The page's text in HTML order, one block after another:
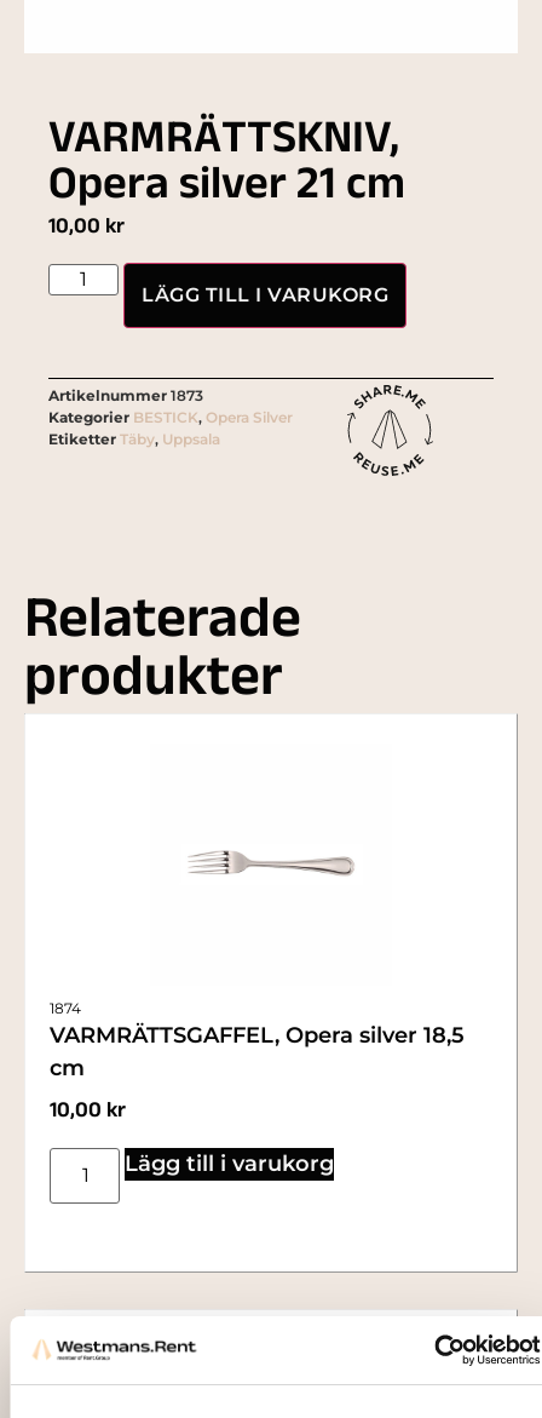
VARMRÄTTSKNIV,
Opera silver 21 cm
10,00 kr
LÄGG TILL I VARUKORG
Artikelnummer 1873
Kategorier BESTICK, Opera Silver
Etiketter Täby, Uppsala
Relaterade
produkter
1874
VARMRÄTTSGAFFEL, Opera silver 18,5
cm
10,00 kr
Lägg till i varukorg